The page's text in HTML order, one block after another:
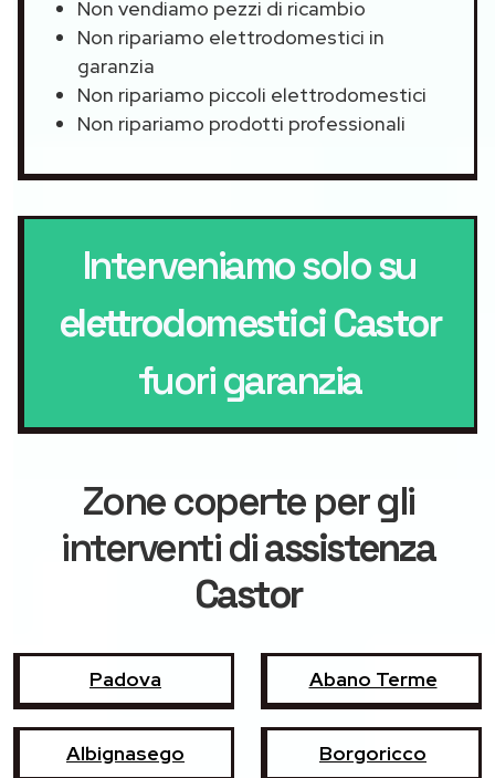
Non vendiamo pezzi di ricambio
Non ripariamo elettrodomestici in
garanzia
Non ripariamo piccoli elettrodomestici
Non ripariamo prodotti professionali
Interveniamo solo su
elettrodomestici Castor
fuori garanzia
Zone coperte per gli
interventi diassistenza
Castor
Padova Abano Terme
Albignasego Borgoricco